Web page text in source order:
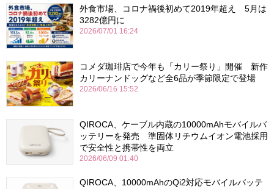
外食市場、コロナ禍後初めて2019年超え 5月は
3282億円に
2026/07/01 16:24
コメダ珈琲店で今年も「カリー祭り」開催 新作
カリーナンドッグなど全6品が季節限定で登場
2026/06/16 15:52
QIROCA、ケーブル内蔵の10000mAhモバイルバ
ッテリーを発売 準固体リチウムイオン電池採用
で安全性と携帯性を両立
2026/06/09 01:40
QIROCA、10000mAhのQi2対応モバイルバッテ